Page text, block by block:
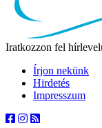
Iratkozzon fel
Írjon nekünk
Hirdetés
Impresszum